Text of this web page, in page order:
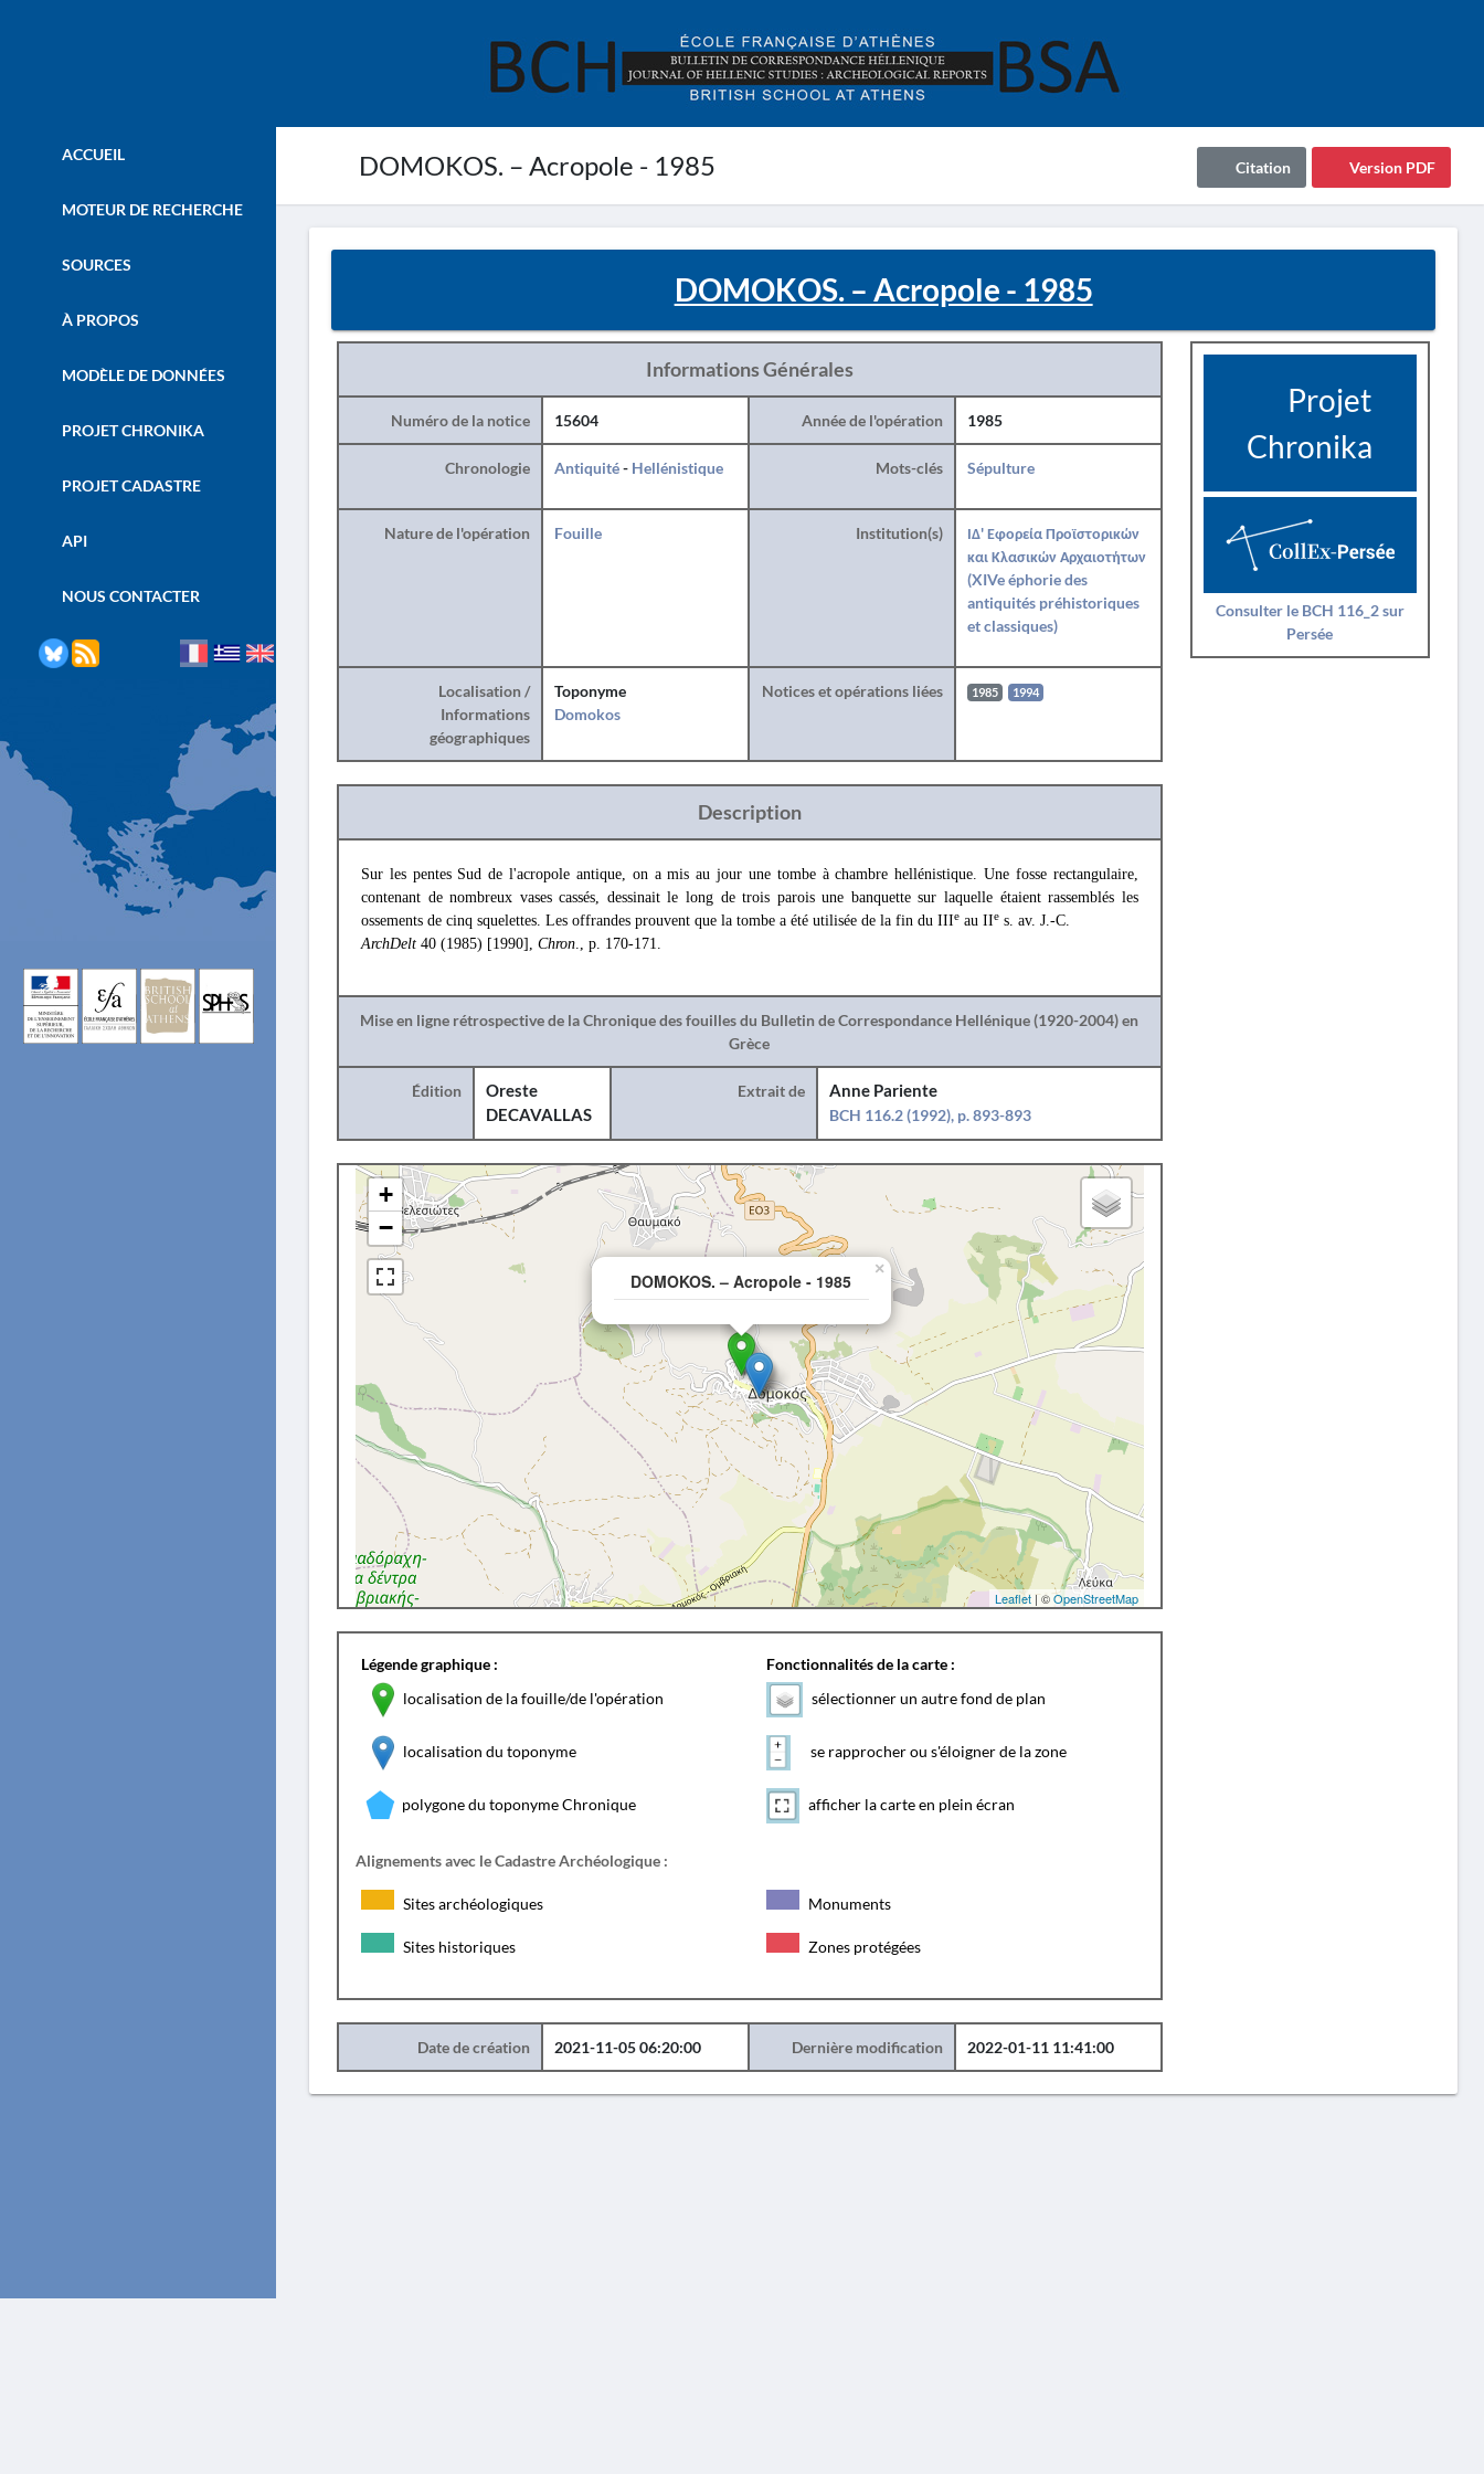
DOMOKOS. – Acropole - 1985 Version PDF
Citation
ACCUEIL
MOTEUR DE RECHERCHE
SOURCES
À PROPOS
MODÈLE DE DONNÉES
PROJET CHRONIKA
PROJET CADASTRE
API
NOUS CONTACTER
DOMOKOS. – Acropole - 1985
Informations Générales
Numéro de la notice 15604 Année de l'opération 1985
Chronologie Antiquité- Hellénistique Mots-clés Sépulture
Nature de l'opération Fouille Institution(s)
ΙΔ' Εφορεία Προϊστορικών
και Κλασικών Αρχαιοτήτων
(XIVe éphorie des
antiquités préhistoriques
et classiques)
Localisation /
Informations
géographiques
Toponyme
Domokos
Notices et opérations liées 1985 1994
Description
Sur les pentes Sud de l'acropole antique, on a mis au jour une tombe à chambre hellénistique. Une fosse rectangulaire,
contenant de nombreux vases cassés, dessinait le long de trois parois une banquette sur laquelle étaient rassemblés les
ossements de cinq squelettes. Les offrandes prouvent que la tombe a été utilisée de la fin du IIIe au IIe s. av. J.-C.
ArchDelt 40 (1985) [1990], Chron., p. 170-171.
Mise en ligne rétrospective de la Chronique des fouilles du Bulletin de Correspondance Hellénique (1920-2004) en
Grèce
Édition
Oreste
DECAVALLAS
Extrait de
Anne Pariente
BCH 116.2 (1992), p. 893-893
DOMOKOS. – Acropole - 1985
×
+
−
Leaflet| ©OpenStreetMap
Légende graphique :
localisation de la fouille/de l'opération
localisation du toponyme
polygone du toponyme Chronique
Fonctionnalités de la carte :
sélectionner un autre fond de plan
se rapprocher ou s'éloigner de la zone
afficher la carte en plein écran
Alignements avec le Cadastre Archéologique :
Sites archéologiques Monuments
Sites historiques Zones protégées
Date de création 2021-11-05 06:20:00 Dernière modification 2022-01-11 11:41:00
Projet
Chronika
Consulter le BCH 116_2 sur
Persée